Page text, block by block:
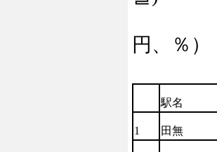
円、％）
駅名
1 田無